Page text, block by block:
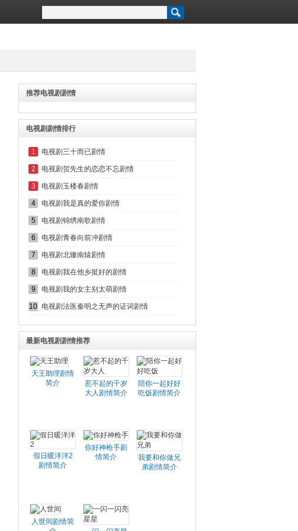
推荐电视剧剧情
电视剧剧情排行
1 电视剧三十而已剧情
2 电视剧贺先生的恋恋不忘剧情
3 电视剧玉楼春剧情
4 电视剧我是真的爱你剧情
5 电视剧锦绣南歌剧情
6 电视剧青春向前冲剧情
7 电视剧北辙南辕剧情
8 电视剧我在他乡挺好的剧情
9 电视剧我的女主别太萌剧情
10 电视剧法医秦明之无声的证词剧情
最新电视剧剧情推荐
天王助理剧情
简介
惹不起的千岁
大人剧情简介
陪你一起好好
吃饭剧情简介
假日暖洋洋2
剧情简介
你好神枪手剧
情简介
我要和你做兄
弟剧情简介
人世间剧情简